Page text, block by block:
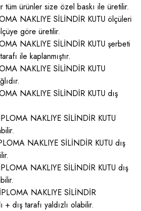
tüm ürünler size özel baskı ile üretilir.
NAKLIYE SİLİNDİR KUTU ölçüleri
göre üretilir.
NAKLIYE SİLİNDİR KUTU şerbeti
ile kaplanmıştır.
NAKLIYE SİLİNDİR KUTU
NAKLIYE SİLİNDİR KUTU dış
NAKLIYE SİLİNDİR KUTU
NAKLIYE SİLİNDİR KUTU dış
NAKLIYE SİLİNDİR KUTU dış
NAKLIYE SİLİNDİR
+ dış tarafı yaldızlı olabilir.